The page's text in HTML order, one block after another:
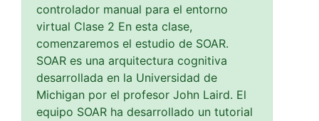
controlador manual para el entorno
virtual Clase 2 En esta clase,
comenzaremos el estudio de SOAR.
SOAR es una arquitectura cognitiva
desarrollada en la Universidad de
Michigan por el profesor John Laird. El
equipo SOAR ha desarrollado un tutorial